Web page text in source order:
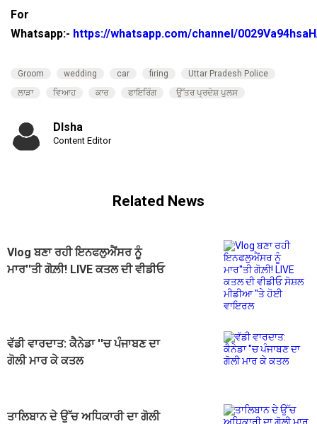
For
Whatsapp:- https://whatsapp.com/channel/
Groom wedding car firing
Uttar Pradesh Police
ਲਾੜਾ
ਵਿਆਹ ਕਾਰ ਫਾਇਰਿੰਗ ਉੱਤਰ ਪ੍ਰਦੇਸ਼ ਪੁਲਸ
DIsha
Content Editor
Related News
Vlog ਬਣਾ ਰਹੀ ਇਨਫਲੁਐਂਸਰ ਨੂੰ
ਮਾਰ''ਤੀ ਗੋਲ਼ੀ! LIVE ਕਤਲ ਦੀ ਵੀਡੀਓ
ਵੱਡੀ ਵਾਰਦਾਤ: ਕੈਨੇਡਾ ''ਚ ਪੰਜਾਬਣ ਦਾ
ਗੋਲੀ ਮਾਰ ਕੇ ਕਤਲ
ਤਾਲਿਬਾਨ ਦੇ ਉੱਚ ਅਧਿਕਾਰੀ ਦਾ ਗੋਲੀ